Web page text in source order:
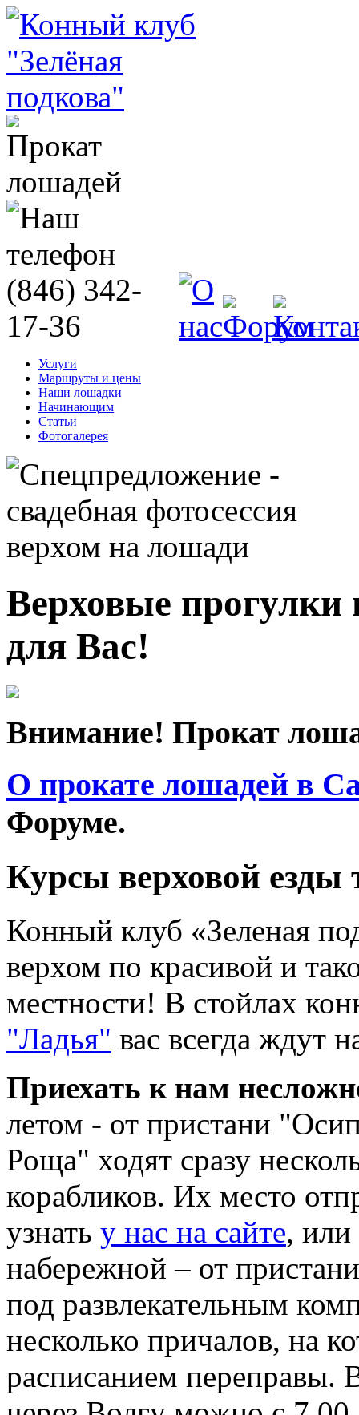
Услуги
Маршруты и цены
Наши лошадки
Начинающим
Статьи
Фотогалерея
Верховые
для Вас!
Внимание! Прокат
О прокате лошадей в
Форуме.
Курсы верховой езды
Конный клуб «Зеленая
верхом по красивой и
местности! В стойлах
"Ладья" вас всегда ждут
Приехать к нам
летом - от пристани
Роща" ходят сразу
корабликов. Их место
узнать у нас на сайте, или
набережной – от
под развлекательным
несколько причалов, на
расписанием переправы.